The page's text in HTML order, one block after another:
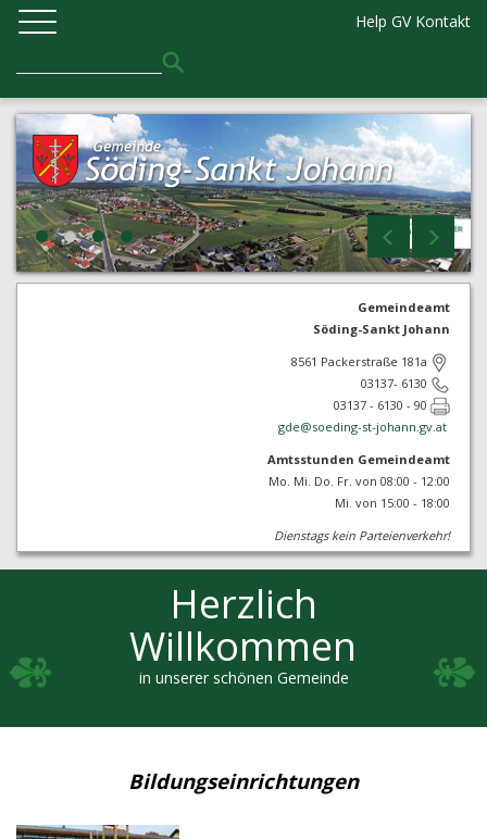
Help GV Kontakt
Gemeindeamt
Söding-Sankt Johann
8561 Packerstraße 181a
03137- 6130
03137 - 6130 - 90
gde@soeding-st-johann.gv.at
Amtsstunden Gemeindeamt
Mo. Mi. Do. Fr. von 08:00 - 12:00
Mi. von 15:00 - 18:00
Dienstags kein Parteienverkehr!
Herzlich
Willkommen
in unserer schönen Gemeinde
Bildungseinrichtungen